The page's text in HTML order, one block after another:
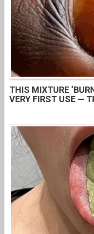
THIS MIXTURE
VERY FIRST USE —